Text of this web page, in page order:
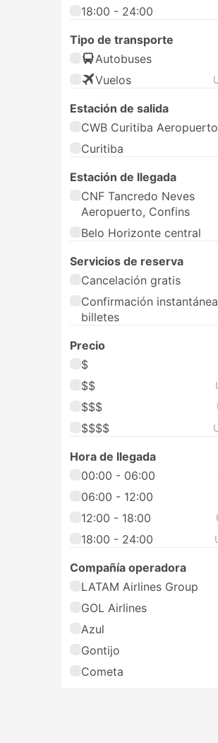
18:00 - 24:00
Tipo de transporte
Autobuses
Vuelos
Estación de salida
CWB Curitiba Aeropuerto
Curitiba
Estación de llegada
CNF Tancredo Neves
Aeropuerto, Confins
Belo Horizonte central
Servicios de reserva
Cancelación gratis
Confirmación
billetes
Precio
$
$$
$$$
$$$$
Hora de llegada
00:00 - 06:00
06:00 - 12:00
12:00 - 18:00
18:00 - 24:00
Compañía operadora
LATAM Airlines Group
GOL Airlines
Azul
Gontijo
Cometa